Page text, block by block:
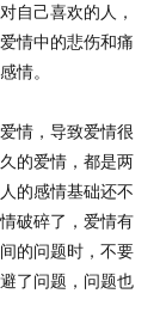
自己喜欢的人，
情中的悲伤和痛
情。
情，导致爱情很
的爱情，都是两
的感情基础还不
破碎了，爱情有
的问题时，不要
了问题，问题也